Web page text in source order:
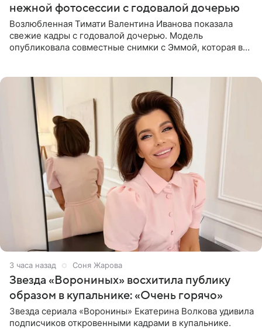
нежной фотосессии с годовалой дочерью
Возлюбленная Тимати Валентина Иванова показала
свежие кадры с годовалой дочерью. Модель
опубликовала совместные снимки с Эммой, которая в
3 часа назад Соня Жарова
Звезда «Ворониных» восхитила публику
образом в купальнике: «Очень горячо»
Звезда сериала «Воронины» Екатерина Волкова удивила
подписчиков откровенными кадрами в купальнике.